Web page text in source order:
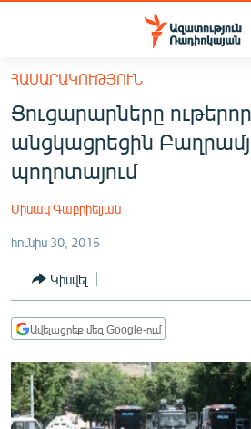
Մատչելիության
հիմնական
բովանդակությանը
Անցնել
հիմնական
մենյուին
ՀԱՅԱՍՏԱՆ
ՔԱՂԱՔԱԿԱՆ
ՏՆՏԵՍՈՒԹՅՈՒՆ
ՂԱՐԱԲԱՂ
ՏԱՐԱԾԱՇՐՋԱՆ
ՄԻՋԱԶԳԱՅԻՆ
ՀԱՍԱՐԱԿՈՒԹՅՈՒՆ
Ցուցարարները
անցկացրեցին
պողոտայում
Սիսակ Գաբրիելյան
հունիս 30, 2015
Կիսվել
Ավելացրեք մեզ Google-ում